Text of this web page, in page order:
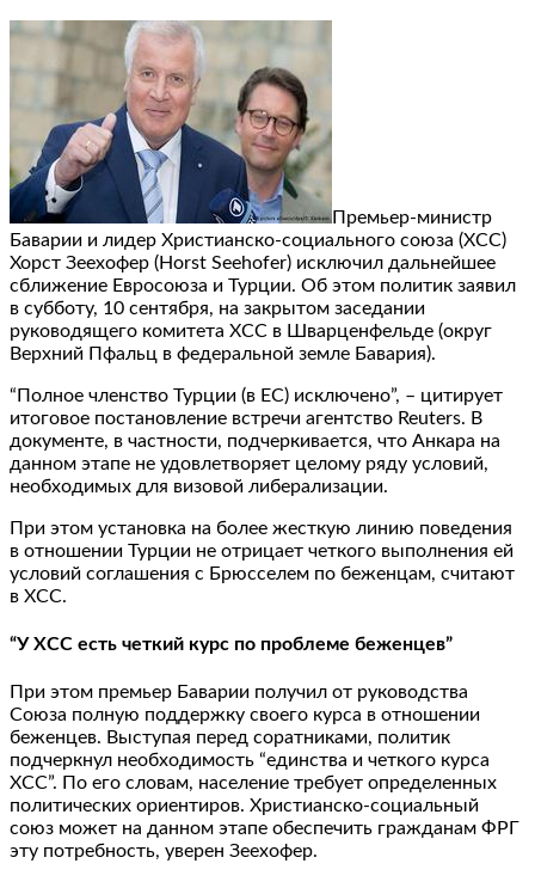
Премьер-министр
Баварии и лидер Христианско-социального союза (ХСС)
Хорст Зеехофер (Horst Seehofer) исключил дальнейшее
сближение Евросоюза и Турции. Об этом политик заявил
в субботу, 10 сентября, на закрытом заседании
руководящего комитета ХСС в Шварценфельде (округ
Верхний Пфальц в федеральной земле Бавария).
“Полное членство Турции (в ЕС) исключено”, – цитирует
итоговое постановление встречи агентство Reuters. В
документе, в частности, подчеркивается, что Анкара на
данном этапе не удовлетворяет целому ряду условий,
необходимых для визовой либерализации.
При этом установка на более жесткую линию поведения
в отношении Турции не отрицает четкого выполнения ей
условий соглашения с Брюсселем по беженцам, считают
в ХСС.
“У ХСС есть четкий курс по проблеме беженцев”
При этом премьер Баварии получил от руководства
Союза полную поддержку своего курса в отношении
беженцев. Выступая перед соратниками, политик
подчеркнул необходимость “единства и четкого курса
ХСС”. По его словам, население требует определенных
политических ориентиров. Христианско-социальный
союз может на данном этапе обеспечить гражданам ФРГ
эту потребность, уверен Зеехофер.